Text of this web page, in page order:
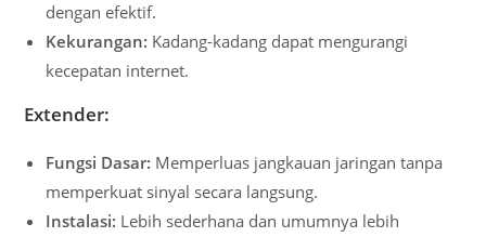
dengan efektif.
Kekurangan: Kadang-kadang dapat mengurangi
kecepatan internet.
Extender:
Fungsi Dasar: Memperluas jangkauan jaringan tanpa
memperkuat sinyal secara langsung.
Instalasi: Lebih sederhana dan umumnya lebih